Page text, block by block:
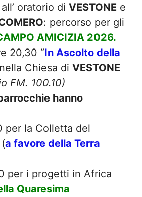
all’ oratorio di VESTONE e
: percorso per gli
AMICIZIA 2026.
20,30 “In Ascolto della
Chiesa di VESTONE
FM. 100.10)
hanno
per la Colletta del
a favore della Terra
per i progetti in Africa
Quaresima